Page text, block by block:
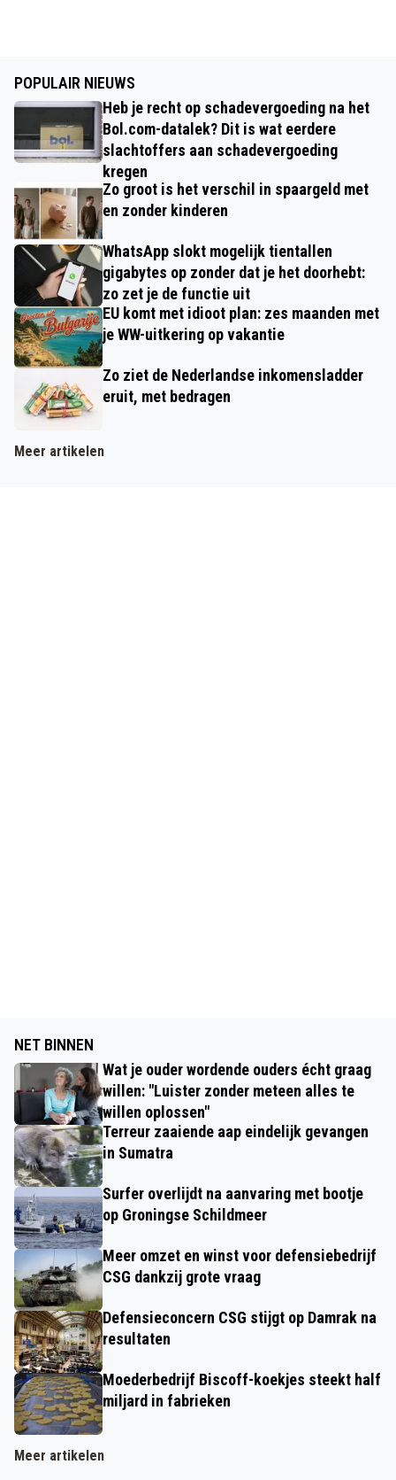
POPULAIR NIEUWS
Heb je recht op schadevergoeding na het
Bol.com-datalek? Dit is wat eerdere
slachtoffers aan schadevergoeding
kregen
Zo groot is het verschil in spaargeld met
en zonder kinderen
WhatsApp slokt mogelijk tientallen
gigabytes op zonder dat je het doorhebt:
zo zet je de functie uit
EU komt met idioot plan: zes maanden met
je WW-uitkering op vakantie
Zo ziet de Nederlandse inkomensladder
eruit, met bedragen
Meer artikelen
NET BINNEN
Wat je ouder wordende ouders écht graag
willen: "Luister zonder meteen alles te
willen oplossen"
Terreur zaaiende aap eindelijk gevangen
in Sumatra
Surfer overlijdt na aanvaring met bootje
op Groningse Schildmeer
Meer omzet en winst voor defensiebedrijf
CSG dankzij grote vraag
Defensieconcern CSG stijgt op Damrak na
resultaten
Moederbedrijf Biscoff-koekjes steekt half
miljard in fabrieken
Meer artikelen